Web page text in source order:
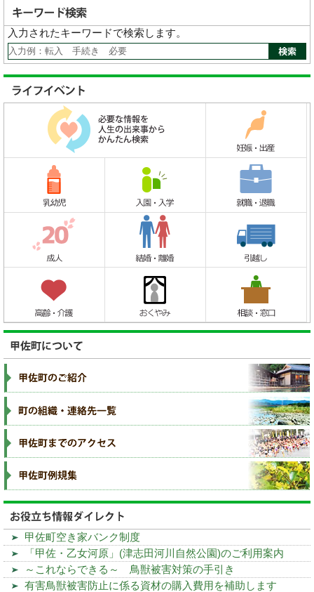
入力されたキーワードで検索します。
甲佐町空き家バンク制度
「甲佐・乙女河原」(津志田河川自然公園)のご利用案内
～これならできる～ 鳥獣被害対策の手引き
有害鳥獣被害防止に係る資材の購入費用を補助します